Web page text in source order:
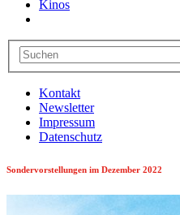
Kinos
Kontakt
Newsletter
Impressum
Datenschutz
Sondervorstellungen im Dezember 2022